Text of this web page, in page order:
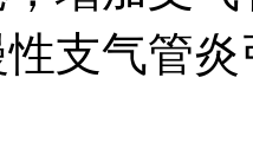
性支气管